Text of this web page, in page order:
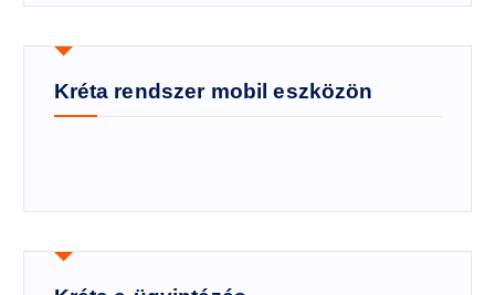
Kréta rendszer mobil eszközön